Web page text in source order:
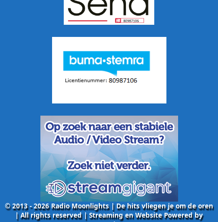
© 2013 - 2026 Radio Moonlights | De hits vliegen je om de oren
| All rights reserved | Streaming en Website Powered by